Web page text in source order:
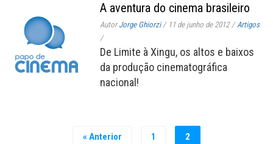
A aventura do cinema brasileiro
AutorJorge Ghiorzi / 11 de junho de 2012 / Artigos
/
De Limite à Xingu, os altos e baixos
da produção cinematográfica
nacional!
« Anterior 1 2